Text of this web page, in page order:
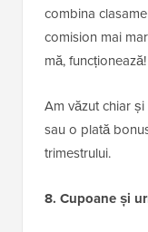
combina
comision mai
mă, funcționează!
Am văzut chiar
sau o plată
trimestrului.
8. Cupoane și